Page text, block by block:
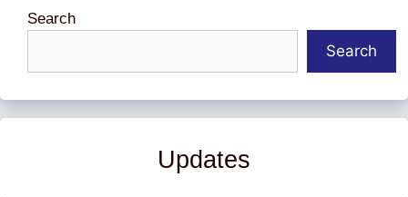
Search
Search
Updates